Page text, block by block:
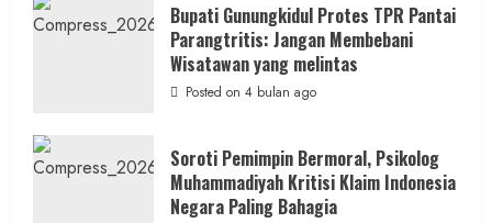
Bupati Gunungkidul Protes TPR Pantai
Parangtritis: Jangan Membebani
Wisatawan yang melintas
Posted on 4 bulan ago
Soroti Pemimpin Bermoral, Psikolog
Muhammadiyah Kritisi Klaim Indonesia
Negara Paling Bahagia